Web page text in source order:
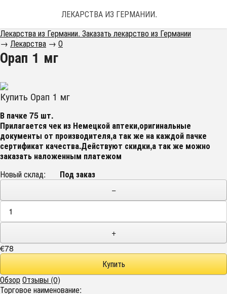
ЛЕКАРСТВА ИЗ ГЕРМАНИИ. ЗАКАЗАТЬ
Лекарства из Германии. Заказать лекарство из Германии
→ Лекарства → О
Орап 1 мг
Купить Орап 1 мг
В пачке 75 шт.
Прилагается чек из Немецкой аптеки,оригинальные
документы от производителя,а так же на каждой пачке
сертификат качества.Действуют скидки,а так же можно
заказать наложенным платежом
Новый склад:
Под заказ
−
+
€78
ОбзорОтзывы (0)
Торговое наименование: